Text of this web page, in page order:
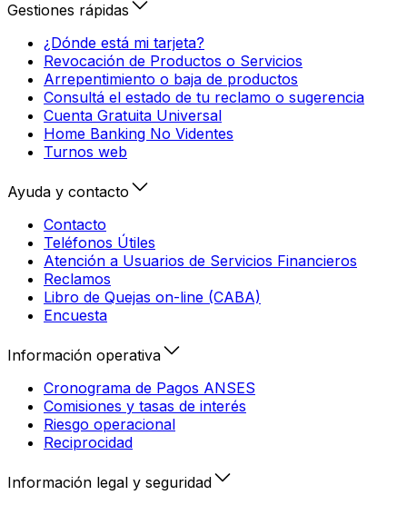
Gestiones rápidas
¿Dónde está mi tarjeta?
Revocación de Productos o Servicios
Arrepentimiento o baja de productos
Consultá el estado de tu reclamo o sugerencia
Cuenta Gratuita Universal
Home Banking No Videntes
Turnos web
Ayuda y contacto
Contacto
Teléfonos Útiles
Atención a Usuarios de Servicios Financieros
Reclamos
Libro de Quejas on-line (CABA)
Encuesta
Información operativa
Cronograma de Pagos ANSES
Comisiones y tasas de interés
Riesgo operacional
Reciprocidad
Información legal y seguridad